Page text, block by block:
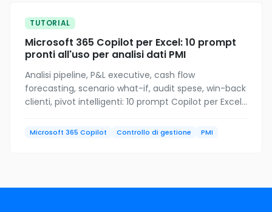
TUTORIAL
Microsoft 365 Copilot per Excel: 10 prompt
pronti all'uso per analisi dati PMI
Analisi pipeline, P&L executive, cash flow
forecasting, scenario what-if, audit spese, win-back
clienti, pivot intelligenti: 10 prompt Copilot per Excel
Microsoft 365 Copilot Controllo di gestione PMI